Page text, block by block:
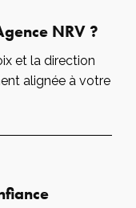
NRV ?
et la direction
alignée à votre